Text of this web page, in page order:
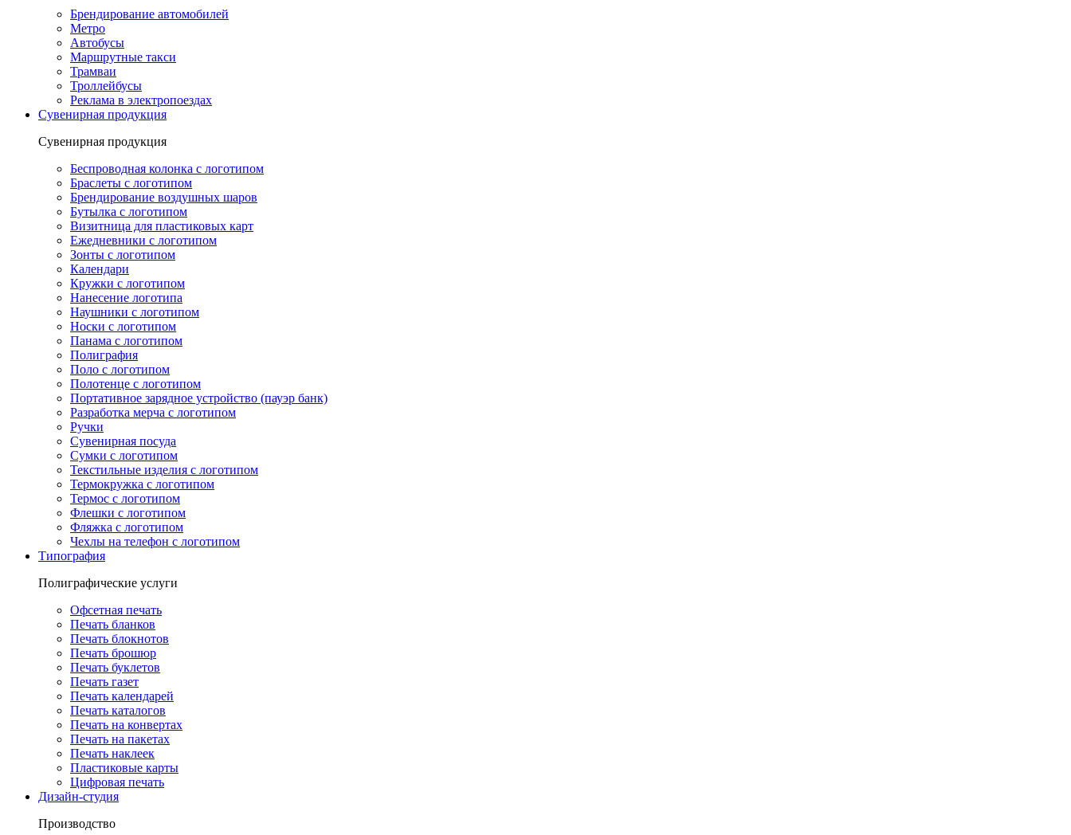
Брендирование автомобилей
Метро
Автобусы
Маршрутные такси
Трамваи
Троллейбусы
Реклама в электропоездах
Сувенирная продукция
Сувенирная продукция
Беспроводная колонка с логотипом
Браслеты с логотипом
Брендирование воздушных шаров
Бутылка с логотипом
Визитница для пластиковых карт
Ежедневники с логотипом
Зонты с логотипом
Календари
Кружки с логотипом
Нанесение логотипа
Наушники с логотипом
Носки с логотипом
Панама с логотипом
Полиграфия
Поло с логотипом
Полотенце с логотипом
Портативное зарядное устройство (пауэр банк)
Разработка мерча с логотипом
Ручки
Сувенирная посуда
Сумки с логотипом
Текстильные изделия с логотипом
Термокружка с логотипом
Термос с логотипом
Флешки с логотипом
Фляжка с логотипом
Чехлы на телефон с логотипом
Типография
Полиграфические услуги
Офсетная печать
Печать бланков
Печать блокнотов
Печать брошюр
Печать буклетов
Печать газет
Печать календарей
Печать каталогов
Печать на конвертах
Печать на пакетах
Печать наклеек
Пластиковые карты
Цифровая печать
Дизайн-студия
Производство